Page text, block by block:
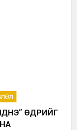
ӨДРИЙГ